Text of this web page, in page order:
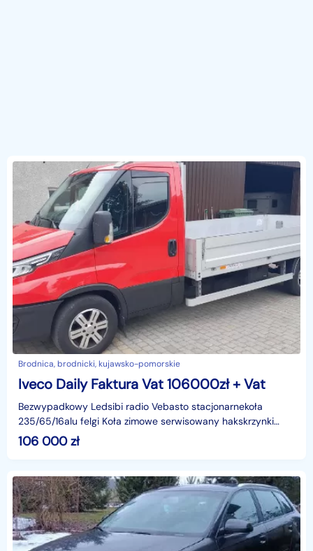
Brodnica, brodnicki, kujawsko-pomorskie
Iveco Daily Faktura Vat 106000zł + Vat
Bezwypadkowy Ledsibi radio Vebasto stacjonarnekoła
235/65/16alu felgi Koła zimowe serwisowany hakskrzynki
narzędziowe Wzmocnione zawieszenie Skrzynia ładunkowa
106 000zł